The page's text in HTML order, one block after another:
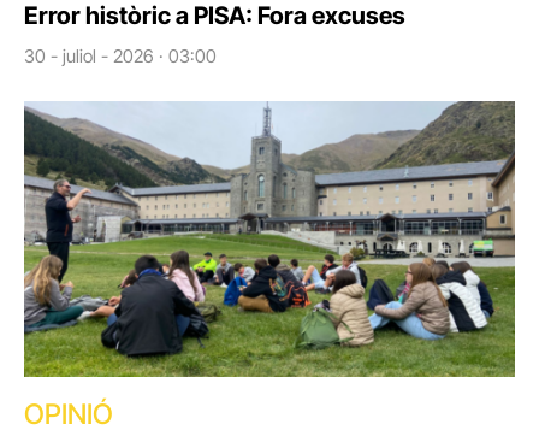
Error històric a PISA: Fora excuses
30 - juliol - 2026 · 03:00
OPINIÓ